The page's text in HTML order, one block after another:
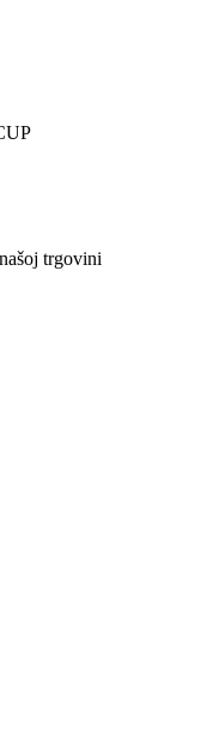
trgovini